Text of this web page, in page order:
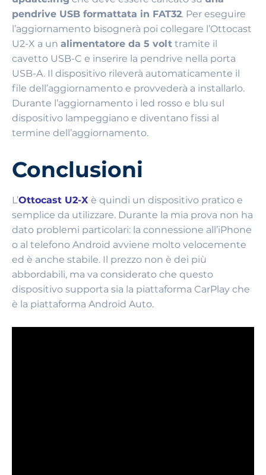
pendrive USB formattata in FAT32. Per eseguire
l’aggiornamento bisognerà poi collegare l’Ottocast
U2-X a un alimentatore da 5 volt tramite il
cavetto USB-C e inserire la pendrive nella porta
USB-A. Il dispositivo rileverà automaticamente il
file dell’aggiornamento e provvederà a installarlo.
Durante l’aggiornamento i led rosso e blu sul
dispositivo lampeggiano e diventano fissi al
termine dell’aggiornamento.
Conclusioni
L’Ottocast U2-X è quindi un dispositivo pratico e
semplice da utilizzare. Durante la mia prova non ha
dato problemi particolari: la connessione all’iPhone
o al telefono Android avviene molto velocemente
ed è anche stabile. Il prezzo non è dei più
abbordabili, ma va considerato che questo
dispositivo supporta sia la piattaforma CarPlay che
è la piattaforma Android Auto.